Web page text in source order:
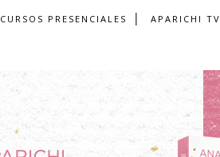
CURSOS PRESENCIALES APARICHI TV